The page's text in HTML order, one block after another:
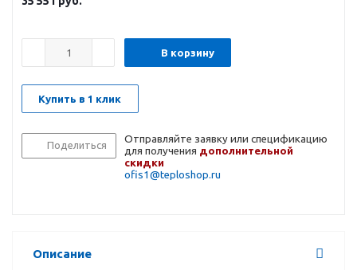
В корзину
Купить в 1 клик
Поделиться
Отправляйте заявку или спецификацию
для получения дополнительной
скидки
ofis1@teploshop.ru
Описание